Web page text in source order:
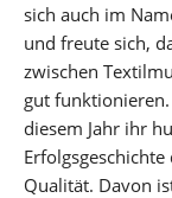
sich auch im
und freute sich,
zwischen
gut
diesem Jahr ihr
Qualität. Davon